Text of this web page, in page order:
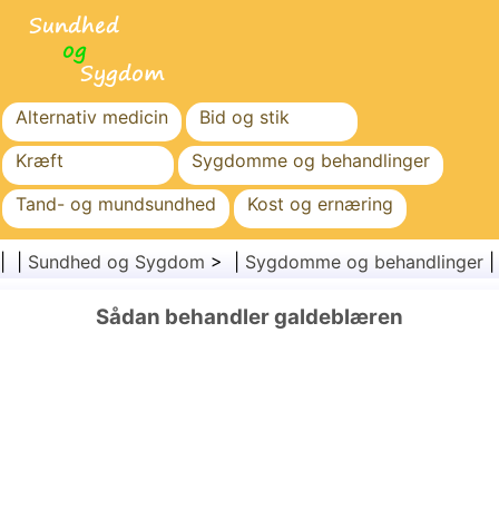
Alternativ medicin
Bid og stik
Kræft
Sygdomme og behandlinger
Tand- og mundsundhed
Kost og ernæring
Familiesundhed
Sundhedssektoren
Sundhed
Sundhed og Sygdom > | Sygdomme og behandlinger
Sådan behandler galdeblæren